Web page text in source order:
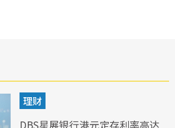
理财
DBS星展银行港元定存利率高达